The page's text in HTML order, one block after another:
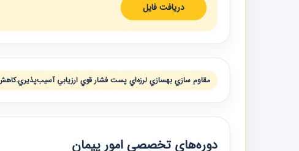
دریافت فایل
مقاوم سازي بهسازي لرزه‌اي پست فشار قوي ارزيابي
دوره‌های تخصصی امور پیمان